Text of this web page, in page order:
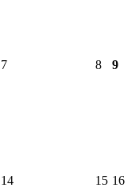
7 8 9
14 15 16